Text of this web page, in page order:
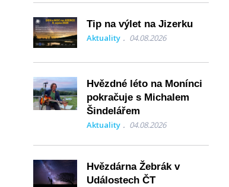
Tip na výlet na Jizerku
Aktuality 04.08.2026
Hvězdné léto na Monínci
pokračuje s Michalem
Šindelářem
Aktuality 04.08.2026
Hvězdárna Žebrák v
Událostech ČT